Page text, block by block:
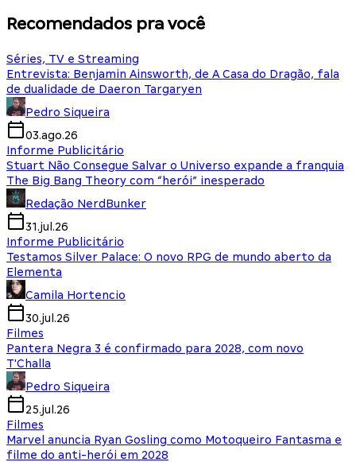
Recomendados pra você
Séries, TV e Streaming
Entrevista: Benjamin Ainsworth, de A Casa do Dragão, fala
de dualidade de Daeron Targaryen
Pedro Siqueira
03.ago.26
Informe Publicitário
Stuart Não Consegue Salvar o Universo expande a franquia
The Big Bang Theory com “herói” inesperado
Redação NerdBunker
31.jul.26
Informe Publicitário
Testamos Silver Palace: O novo RPG de mundo aberto da
Elementa
Camila Hortencio
30.jul.26
Filmes
Pantera Negra 3 é confirmado para 2028, com novo
T'Challa
Pedro Siqueira
25.jul.26
Filmes
Marvel anuncia Ryan Gosling como Motoqueiro Fantasma e
filme do anti-herói em 2028